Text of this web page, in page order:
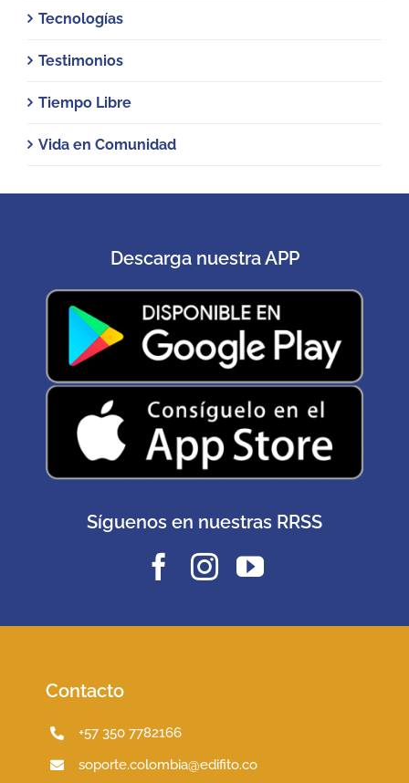
Tecnologías
Testimonios
Tiempo Libre
Vida en Comunidad
Descarga nuestra APP
Síguenos en nuestras RRSS
Contacto
+57 350 7782166
soporte.colombia@edifito.co